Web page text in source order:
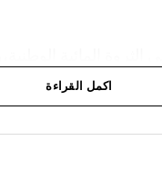
اكمل القراءة